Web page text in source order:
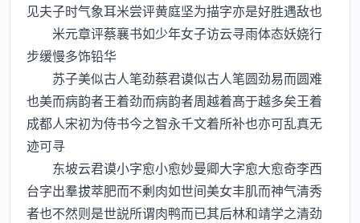
见夫子时气象耳米尝评黄庭坚为描字亦是好胜遇敌也
米元章评蔡襄书如少年女子访云寻雨体态妖娆行
步缓慢多饰铅华
苏子美似古人笔劲蔡君谟似古人笔圆劲易而圆难
也美而病韵者王着劲而病韵者周越着髙于越多矣王着
成都人宋初为侍书今之智永千文着所补也亦可乱真无
迹可寻
东坡云君谟小字愈小愈妙曼卿大字愈大愈奇李西
台字出羣拔萃肥而不剰肉如世间美女丰肌而神气清秀
者也不然则是世説所谓肉鸭而已其后林和靖学之清劲